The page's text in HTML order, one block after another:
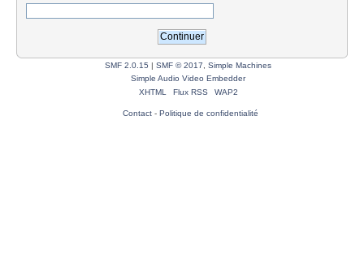
SMF 2.0.15 | SMF © 2017
Simple Machines
Simple Audio Video Embedder
XHTML
Flux RSS WAP2
Contact- Politique de confidentialité